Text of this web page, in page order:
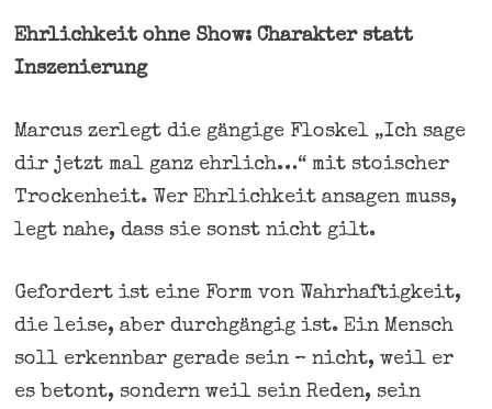
Ehrlichkeit ohne Show: Charakter statt
Inszenierung
Marcus zerlegt die gängige Floskel „Ich sage
dir jetzt mal ganz ehrlich…“ mit stoischer
Trockenheit. Wer Ehrlichkeit ansagen muss,
legt nahe, dass sie sonst nicht gilt.
Gefordert ist eine Form von Wahrhaftigkeit,
die leise, aber durchgängig ist. Ein Mensch
soll erkennbar gerade sein – nicht, weil er
es betont, sondern weil sein Reden, sein